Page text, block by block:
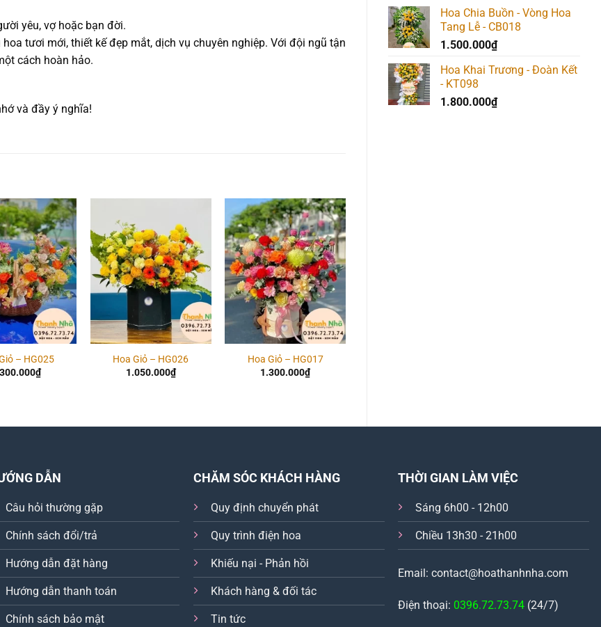
Hoa Chia Buồn - Vòng Hoa
Tang Lễ - CB018
1.500.000₫
Hoa Khai Trương - Đoàn Kết
- KT098
1.800.000₫
yêu, vợ hoặc bạn đời.
tươi mới, thiết kế đẹp mắt, dịch vụ chuyên nghiệp. Với đội ngũ tận
cách hoàn hảo.
và đầy ý nghĩa!
Add to
wishlist
– HG025
₫
Add to
wishlist
Hoa Giỏ – HG026
1.050.000₫
Add to
wishlist
Hoa Giỏ – HG017
1.300.000₫
DẪN
Câu hỏi thường gặp
Chính sách đổi/trả
Hướng dẫn đặt hàng
Hướng dẫn thanh toán
Chính sách bảo mật
CHĂM SÓC KHÁCH HÀNG
Quy định chuyển phát
Quy trình điện hoa
Khiếu nại - Phản hồi
Khách hàng & đối tác
Tin tức
THỜI GIAN LÀM VIỆC
Sáng 6h00 - 12h00
Chiều 13h30 - 21h00
Email: contact@hoathanhnha.com
Điện thoại: 0396.72.73.74 (24/7)